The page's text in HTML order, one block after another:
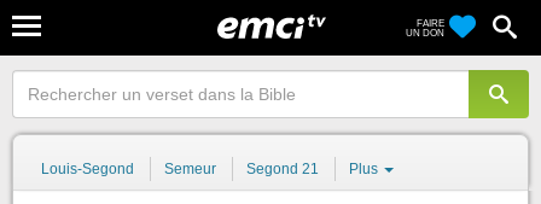
FAIRE
UN DON
Louis-Segond Semeur Segond 21 Plus